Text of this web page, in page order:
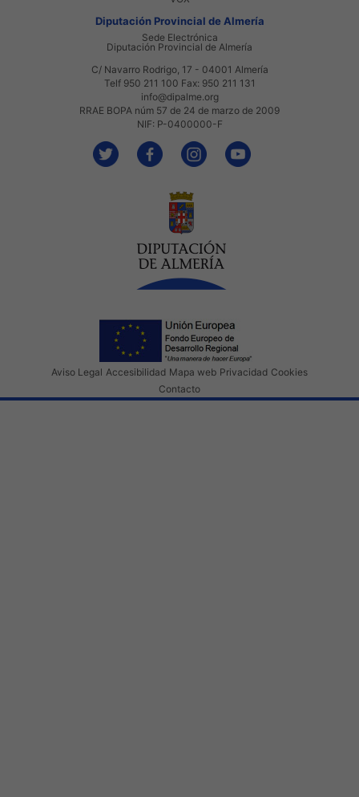
Diputación Provincial de Almería
Sede Electrónica
Diputación Provincial de Almería
C/ Navarro Rodrigo, 17 - 04001 Almería
Telf 950 211 100 Fax: 950 211 131
info@dipalme.org
RRAE BOPA núm 57 de 24 de marzo de 2009
NIF: P-0400000-F
Aviso Legal Accesibilidad Mapa web Privacidad Cookies
Contacto